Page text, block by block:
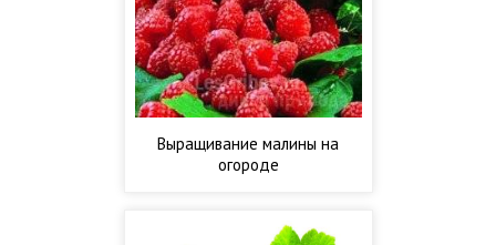
Выращивание малины на
огороде